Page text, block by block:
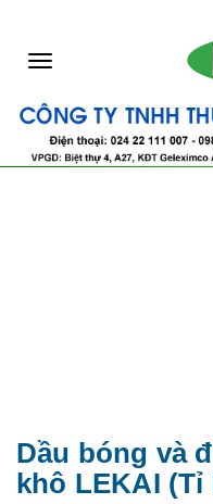
T
o
g
a
Dầu bóng và
khô LEKAI (Tỉ